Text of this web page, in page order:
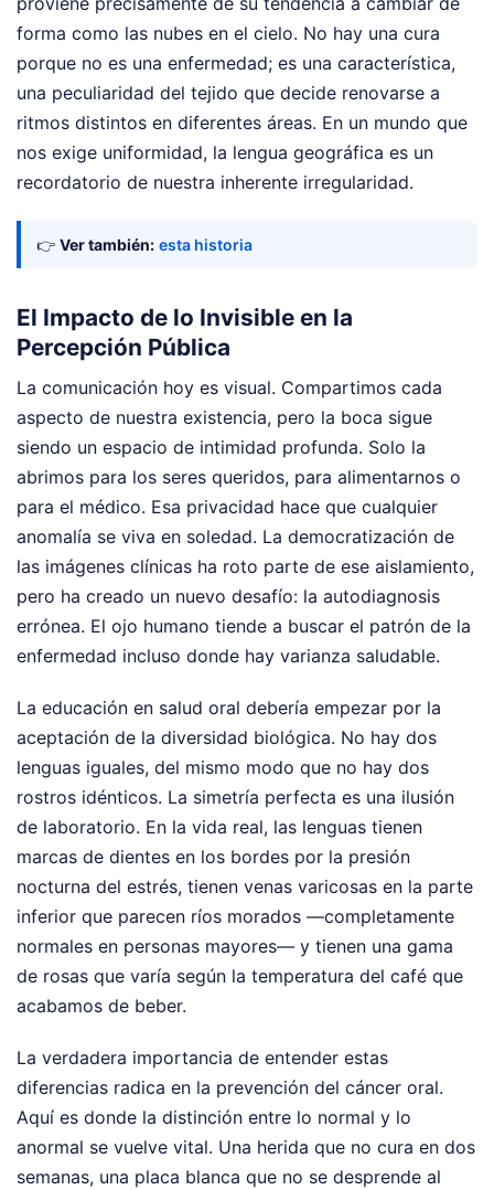
forma como las nubes en el cielo. No hay una cura
porque no es una enfermedad; es una característica,
una peculiaridad del tejido que decide renovarse a
ritmos distintos en diferentes áreas. En un mundo que
nos exige uniformidad, la lengua geográfica es un
recordatorio de nuestra inherente irregularidad.
👉 Ver también: esta historia
El Impacto de lo Invisible en la
Percepción Pública
La comunicación hoy es visual. Compartimos cada
aspecto de nuestra existencia, pero la boca sigue
siendo un espacio de intimidad profunda. Solo la
abrimos para los seres queridos, para alimentarnos o
para el médico. Esa privacidad hace que cualquier
anomalía se viva en soledad. La democratización de
las imágenes clínicas ha roto parte de ese aislamiento,
pero ha creado un nuevo desafío: la autodiagnosis
errónea. El ojo humano tiende a buscar el patrón de la
enfermedad incluso donde hay varianza saludable.
La educación en salud oral debería empezar por la
aceptación de la diversidad biológica. No hay dos
lenguas iguales, del mismo modo que no hay dos
rostros idénticos. La simetría perfecta es una ilusión
de laboratorio. En la vida real, las lenguas tienen
marcas de dientes en los bordes por la presión
nocturna del estrés, tienen venas varicosas en la parte
inferior que parecen ríos morados —completamente
normales en personas mayores— y tienen una gama
de rosas que varía según la temperatura del café que
acabamos de beber.
La verdadera importancia de entender estas
diferencias radica en la prevención del cáncer oral.
Aquí es donde la distinción entre lo normal y lo
anormal se vuelve vital. Una herida que no cura en dos
semanas, una placa blanca que no se desprende al